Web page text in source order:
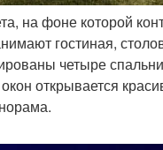
на фоне которой
гостиная,
четыре
открывается